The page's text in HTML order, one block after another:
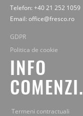
Telefon: +40 21 252 1059
Email: office@fresco.ro
GDPR
Politica de cookie
INFO
COMENZI.
Termeni contractuali